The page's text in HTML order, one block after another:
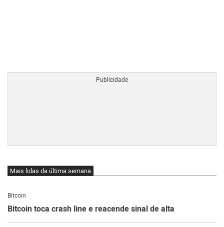
Mais lidas da última semana
Bitcoin
Bitcoin toca crash line e reacende sinal de alta